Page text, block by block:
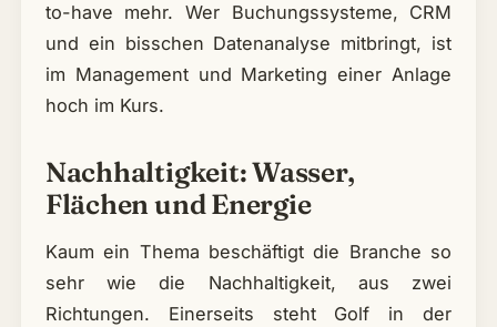
to-have mehr. Wer Buchungssysteme, CRM
und ein bisschen Datenanalyse mitbringt, ist
im Management und Marketing einer Anlage
hoch im Kurs.
Nachhaltigkeit: Wasser,
Flächen und Energie
Kaum ein Thema beschäftigt die Branche so
sehr wie die Nachhaltigkeit, aus zwei
Richtungen. Einerseits steht Golf in der